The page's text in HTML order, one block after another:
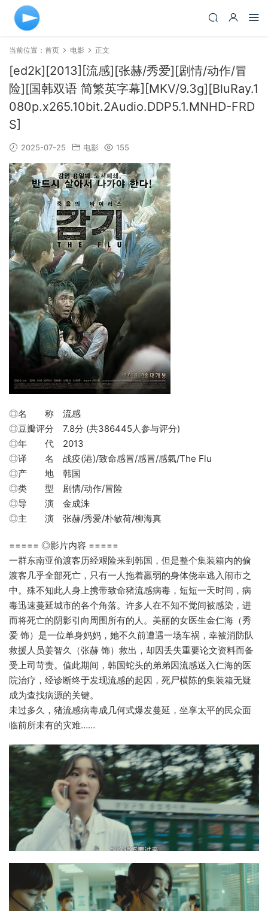
当前位置： 首页 电影 正文
[ed2k][2013][流感][张赫/秀爱][剧情/动作/冒
险][国韩双语 简繁英字幕][MKV/9.3g][BluRay.1
080p.x265.10bit.2Audio.DDP5.1.MNHD-FRD
S]
2025-07-25 电影 155
◎名 称 流感
◎豆瓣评分 7.8分 (共386445人参与评分)
◎年 代 2013
◎译 名 战疫(港)/致命感冒/感冒/感氣/The Flu
◎产 地 韩国
◎类 型 剧情/动作/冒险
◎导 演 金成洙
◎主 演 张赫/秀爱/朴敏荷/柳海真
===== ◎影片内容 =====
一群东南亚偷渡客历经艰险来到韩国，但是整个集装箱内的偷
渡客几乎全部死亡，只有一人拖着羸弱的身体侥幸逃入闹市之
中。殊不知此人身上携带致命猪流感病毒，短短一天时间，病
毒迅速蔓延城市的各个角落。许多人在不知不觉间被感染，进
而将死亡的阴影引向周围所有的人。美丽的女医生金仁海（秀
爱 饰）是一位单身妈妈，她不久前遭遇一场车祸，幸被消防队
救援人员姜智久（张赫 饰）救出，却因丢失重要论文资料而备
受上司苛责。值此期间，韩国蛇头的弟弟因流感送入仁海的医
院治疗，经诊断终于发现流感的起因，死尸横陈的集装箱无疑
成为查找病源的关键。
未过多久，猪流感病毒成几何式爆发蔓延，坐享太平的民众面
临前所未有的灾难……